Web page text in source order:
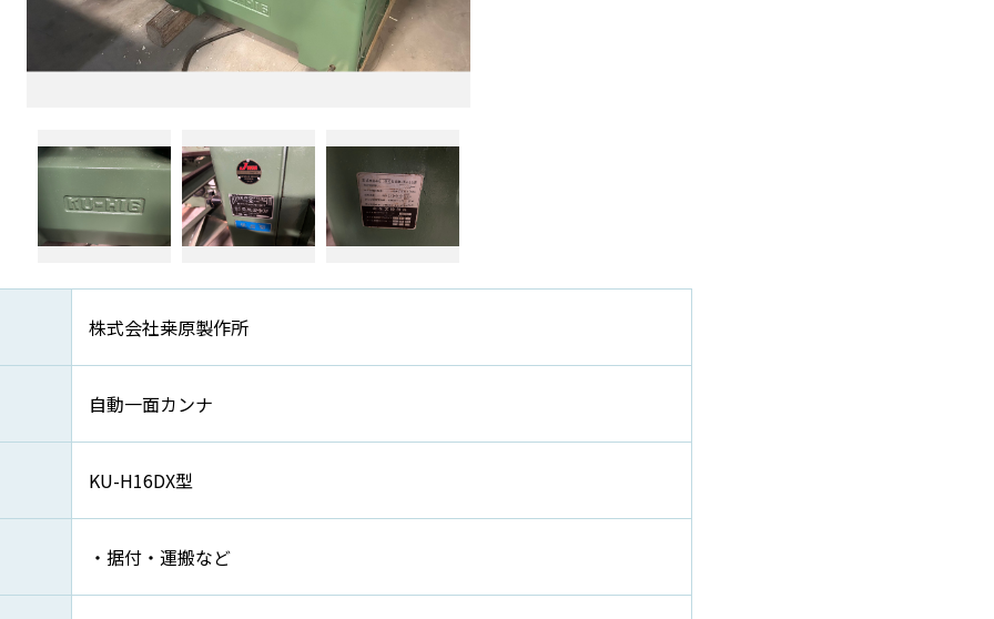
株式会社桒原製作所
自動一面カンナ
KU-H16DX型
・据付・運搬など